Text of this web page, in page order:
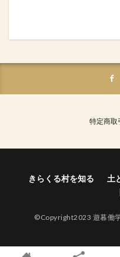
特定商取
きらくる村を知る 土
©Copyright2023 遊暮働